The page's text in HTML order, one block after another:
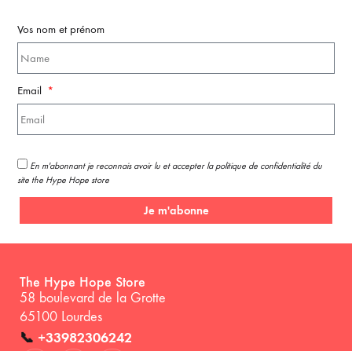
Vos nom et prénom
Email
En m'abonnant je reconnais avoir lu et accepter la politique de confidentialité du
site the Hype Hope store
Je m'abonne
The Hype Hope Store
58 boulevard de la Grotte
65100 Lourdes
📞 +33982306242